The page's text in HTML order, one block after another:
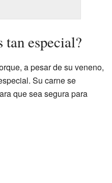
tan especial?
a pesar de su veneno,
Su carne se
que sea segura para